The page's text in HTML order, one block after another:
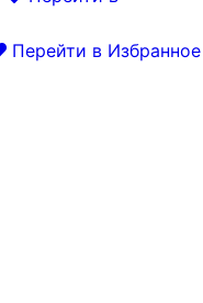
Перейти в Избранное